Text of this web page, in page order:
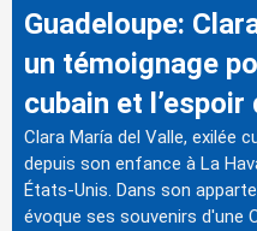
Guadeloupe:
un témoignage
cubain et
Clara María del Valle, exilée
depuis son enfance à La
États-Unis. Dans son
évoque ses souvenirs d'une